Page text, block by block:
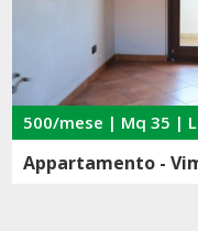
500/mese | Mq 35 |
Appartamento -